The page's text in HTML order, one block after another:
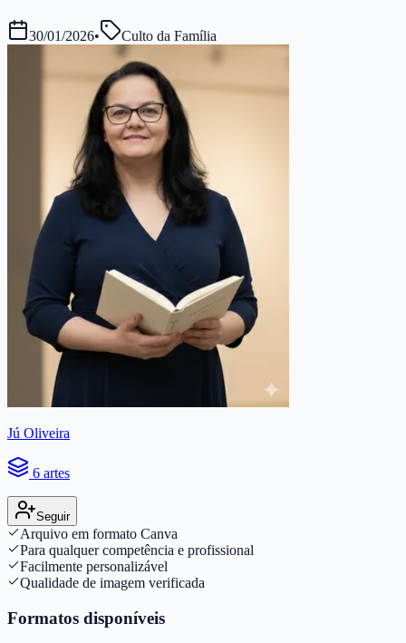
30/01/2026• Culto da Família
Jú Oliveira
6 artes
Seguir
Arquivo em formato Canva
Para qualquer competência e profissional
Facilmente personalizável
Qualidade de imagem verificada
Formatos disponíveis